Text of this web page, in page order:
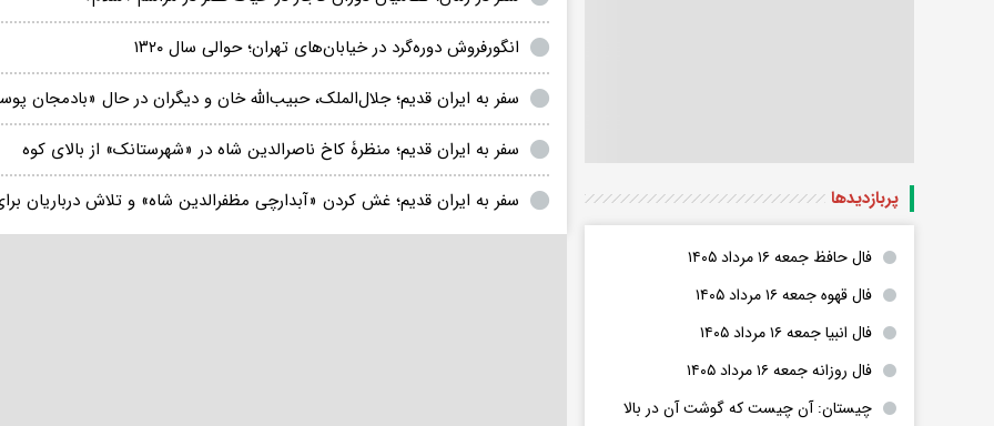
انگورفروش دوره‌گرد در خیابان‌های تهران؛ حوالی سال ۱۳۲۰
سفر به ایران قدیم؛ جلال‌الملک، حبیب‌الله خان و دیگران در حال «بادمجان پوست
سفر به ایران قدیم؛ منظرۀ کاخ ناصرالدین شاه در «شهرستانک» از بالای کوه
سفر به ایران قدیم؛ غش کردن «آبدارچی مظفرالدین شاه» و تلاش درباریان
پربازدید‌ها
فال حافظ جمعه ۱۶ مرداد ۱۴۰۵
فال قهوه جمعه ۱۶ مرداد ۱۴۰۵
فال انبیا جمعه ۱۶ مرداد ۱۴۰۵
فال روزانه جمعه ۱۶ مرداد ۱۴۰۵
چیستان: آن چیست که گوشت آن در بالا